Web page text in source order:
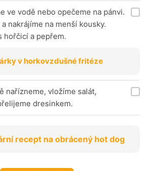
ve vodě nebo opečeme na pánvi.
nakrájíme na menší kousky.
hořčicí a pepřem.
v horkovzdušné fritéze
nařízneme, vložíme salát,
dresinkem.
recept na obrácený hot dog